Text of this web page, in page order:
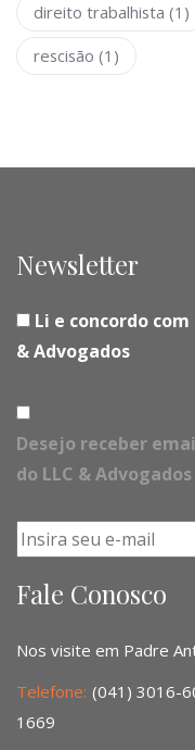
direito trabalhista (1)
rescisão (1)
Newsletter
Li e concordo
& Advogados
Desejo receber
do LLC & Advogados
Fale Conosco
Nos visite em Padre
Telefone: (041) 3016-
1669